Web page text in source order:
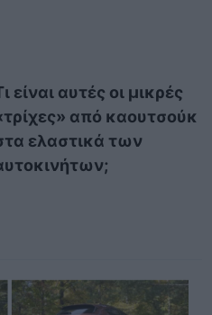
είναι αυτές οι μικρές
από καουτσούκ
ελαστικά των